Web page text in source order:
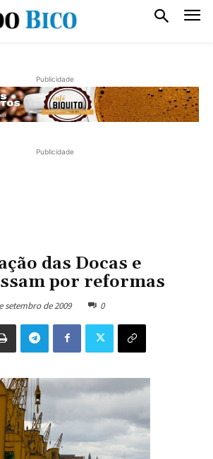
Publicidade
Publicidade
das Docas e
por reformas
setembro de 2009 0